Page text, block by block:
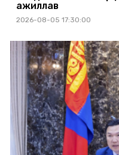
ажиллав
2026-08-05 17:30:00